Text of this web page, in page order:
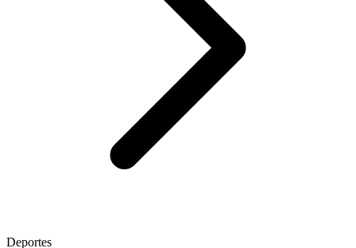
Deportes